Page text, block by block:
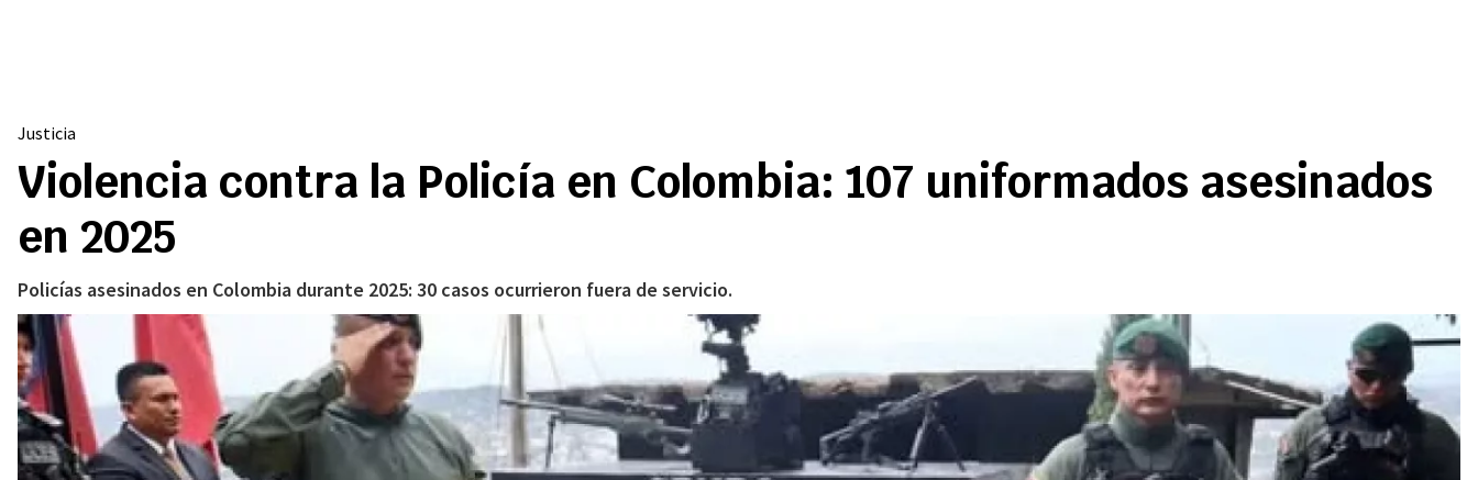
Justicia
Violencia contra la Policía en Colombia: 107 uniformados asesinados
en 2025
Policías asesinados en Colombia durante 2025: 30 casos ocurrieron fuera de servicio.